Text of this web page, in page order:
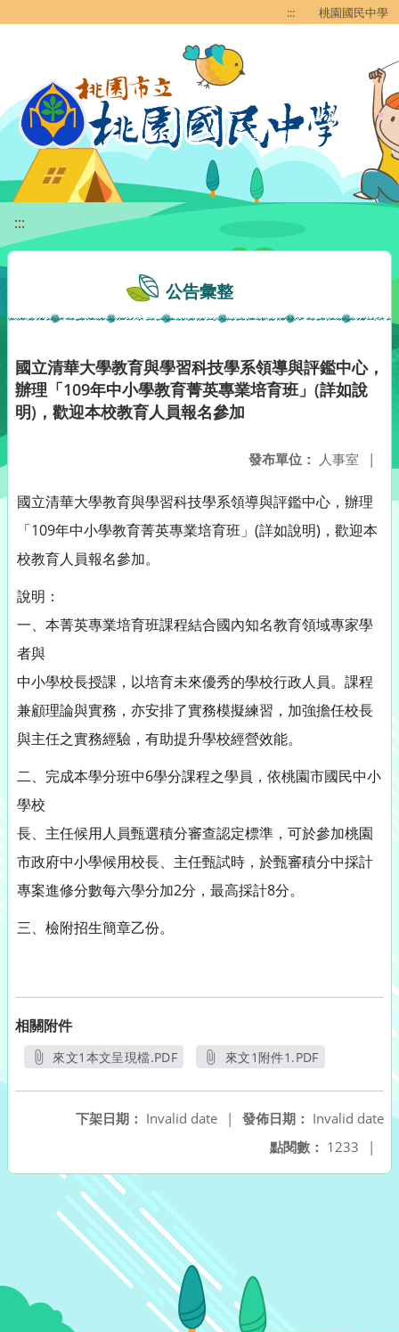
::: 桃園國民中學
:::
公告彙整
國立清華大學教育與學習科技學系領導與評鑑中心，
辦理「109年中小學教育菁英專業培育班」(詳如說
明)，歡迎本校教育人員報名參加
發布單位： 人事室 |
國立清華大學教育與學習科技學系領導與評鑑中心，辦理
「109年中小學教育菁英專業培育班」(詳如說明)，歡迎本
校教育人員報名參加。
說明：
一、本菁英專業培育班課程結合國內知名教育領域專家學
者與
中小學校長授課，以培育未來優秀的學校行政人員。課程
兼顧理論與實務，亦安排了實務模擬練習，加強擔任校長
與主任之實務經驗，有助提升學校經營效能。
二、完成本學分班中6學分課程之學員，依桃園市國民中小
學校
長、主任候用人員甄選積分審查認定標準，可於參加桃園
市政府中小學候用校長、主任甄試時，於甄審積分中採計
專案進修分數每六學分加2分，最高採計8分。
三、檢附招生簡章乙份。
相關附件
來文1本文呈現檔.PDF
來文1附件1.PDF
發佈日期： Invalid date
下架日期： Invalid date
|
點閱數： 1233 |